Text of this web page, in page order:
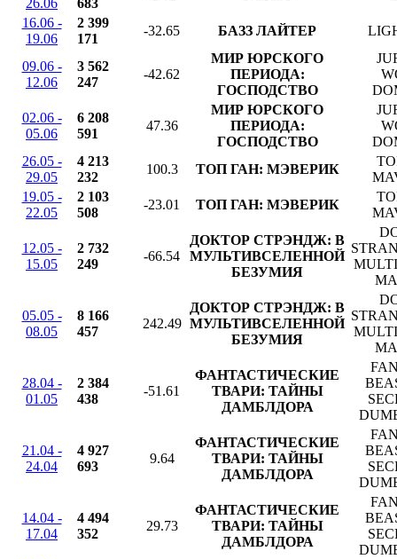
26.06
683
16.06 -
19.06
2 399
171
-32.65 БАЗЗ ЛАЙТЕР
09.06 -
12.06
3 562
247
-42.62
МИР ЮРСКОГО
ПЕРИОДА:
ГОСПОДСТВО
02.06 -
05.06
6 208
591
47.36
МИР ЮРСКОГО
ПЕРИОДА:
ГОСПОДСТВО
26.05 -
29.05
4 213
232
100.3 ТОП ГАН: МЭВЕРИК
19.05 -
22.05
2 103
508
-23.01 ТОП ГАН: МЭВЕРИК
12.05 -
15.05
2 732
249
-66.54
ДОКТОР СТРЭНДЖ: В
МУЛЬТИВСЕЛЕННОЙ
БЕЗУМИЯ
05.05 -
08.05
8 166
457
242.49
ДОКТОР СТРЭНДЖ: В
МУЛЬТИВСЕЛЕННОЙ
БЕЗУМИЯ
28.04 -
01.05
2 384
438
-51.61
ФАНТАСТИЧЕСКИЕ
ТВАРИ: ТАЙНЫ
ДАМБЛДОРА
21.04 -
24.04
4 927
693
9.64
ФАНТАСТИЧЕСКИЕ
ТВАРИ: ТАЙНЫ
ДАМБЛДОРА
14.04 -
17.04
4 494
352
29.73
ФАНТАСТИЧЕСКИЕ
ТВАРИ: ТАЙНЫ
ДАМБЛДОРА